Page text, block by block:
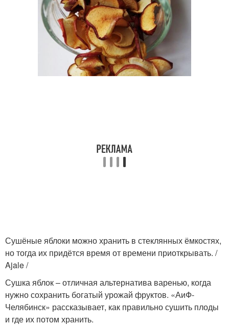
Сушёные яблоки можно хранить в стеклянных ёмкостях,
но тогда их придётся время от времени приоткрывать. /
Ajale /
Сушка яблок – отличная альтернатива варенью, когда
нужно сохранить богатый урожай фруктов. «АиФ-
Челябинск» рассказывает, как правильно сушить плоды
и где их потом хранить.